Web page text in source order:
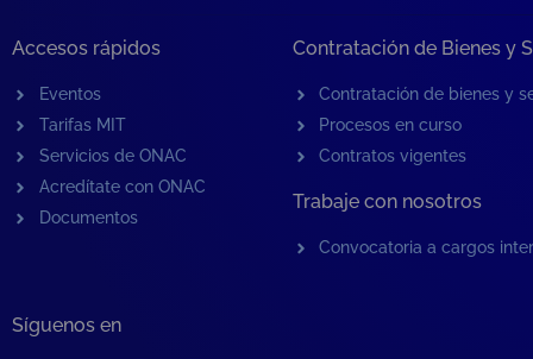
Accesos rápidos
Eventos
Tarifas MIT
Servicios de ONAC
Acredítate con ONAC
Documentos
Contratación de Bienes y
Contratación de bienes y
Procesos en curso
Contratos vigentes
Trabaje con nosotros
Convocatoria a cargos
Síguenos en